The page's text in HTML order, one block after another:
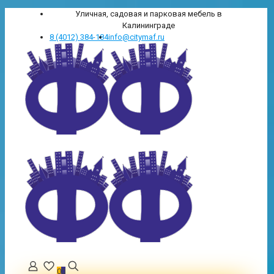
Уличная, садовая и парковая мебель в
Калининграде
8 (4012) 384-184info@citymaf.ru
00